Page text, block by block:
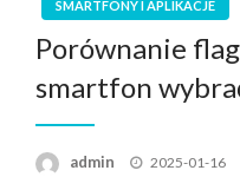
SMARTFONY I APLIKACJE
Porównanie
smartfon
admin
Opublikowane
2025-01-16